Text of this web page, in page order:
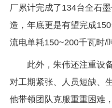
厂累计完成了134台全石
造，年底更是有望完成
流电单耗150~200千瓦时/
此外，朱伟还注重设
对工期紧张、人员短缺、
他带领团队克服重重困难